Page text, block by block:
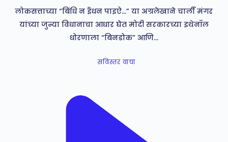
लोकसत्ताच्या “बिंधि न इँधन पाइऐ…” या अग्रलेखाने चार्ली मंगर
यांच्या जुन्या विधानाचा आधार घेत मोदी सरकारच्या इथेनॉल
धोरणाला “बिनडोक” आणि…
सविस्तर वाचा